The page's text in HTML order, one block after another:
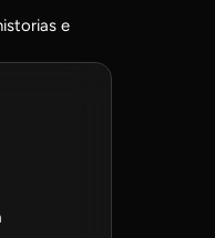
e